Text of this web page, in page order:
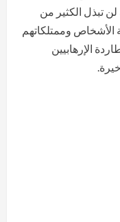
تبذل الكثير من
الأشخاص وممتلكاتهم
الإرهابيين